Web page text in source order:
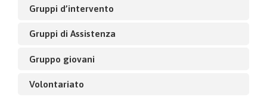
Gruppi d’intervento
Gruppi di Assistenza
Gruppo giovani
Volontariato